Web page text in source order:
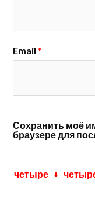
Email *
Сохранить моё
браузере для
четыре +